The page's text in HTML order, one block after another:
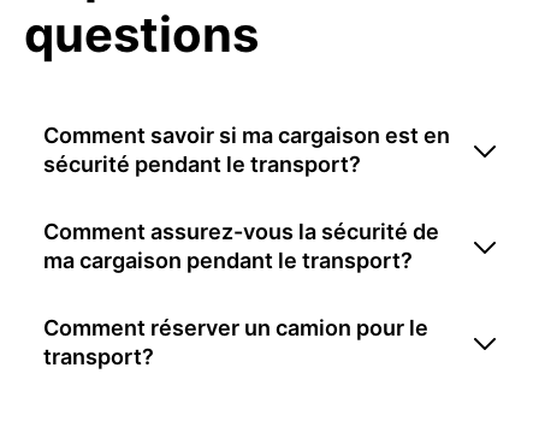
questions
Comment savoir si ma cargaison est en
sécurité pendant le transport?
Comment assurez-vous la sécurité de
ma cargaison pendant le transport?
Comment réserver un camion pour le
transport?